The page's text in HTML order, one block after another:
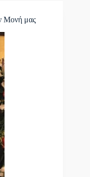
Μονή μας